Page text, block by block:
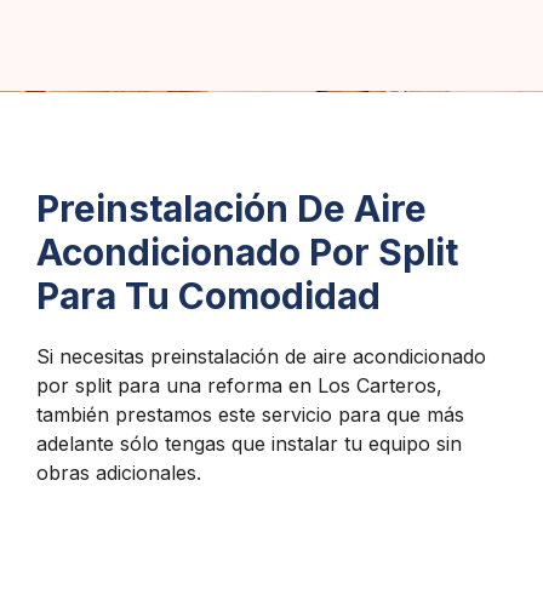
Preinstalación De Aire
Acondicionado Por Split
Para Tu Comodidad
Si necesitas preinstalación de aire acondicionado
por split para una reforma en Los Carteros,
también prestamos este servicio para que más
adelante sólo tengas que instalar tu equipo sin
obras adicionales.